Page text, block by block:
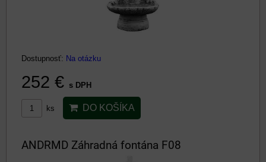
Dostupnosť: Na otázku
252 € s DPH
ks DO KOŠÍKA
ANDRMD Záhradná fontána F08